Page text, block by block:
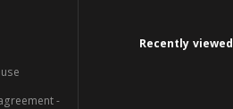
-
Recently viewed